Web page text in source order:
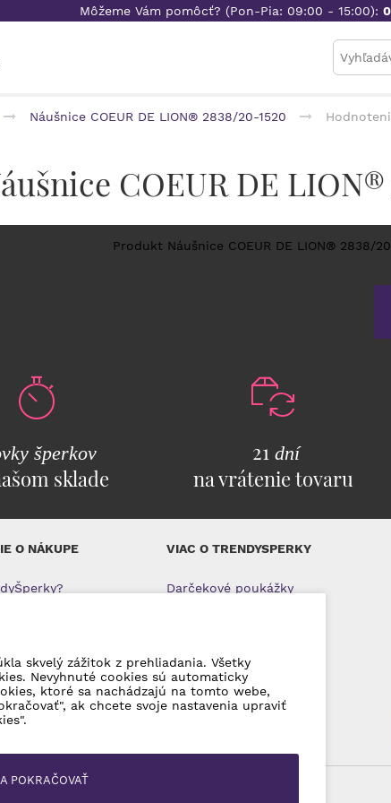
Môžeme Vám pomôcť? (Pon-Pia: 09:00 - 15:00):
Náušnice COEUR DE LION® 2838/20-1520
COEUR DE LION®
Produkt Náušnice COEUR DE LION® 2838/
šperkov
sklade
21 dní
na vrátenie tovaru
O NÁKUPE
otázky
a vrátenie tovaru
údajov
VIAC O TRENDYSPERKY
Darčekové poukážky
skvelý zážitok z prehliadania. Všetky
Nevyhnuté cookies sú automaticky
ktoré sa nachádzajú na tomto webe,
ak chcete svoje nastavenia upraviť
POKRAČOVAŤ